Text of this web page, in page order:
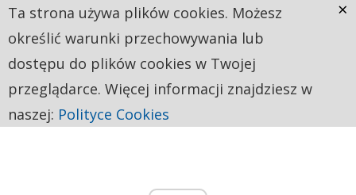
Ta strona używa plików cookies. Możesz
określić warunki przechowywania lub
dostępu do plików cookies w Twojej
przeglądarce. Więcej informacji znajdziesz w
naszej: Polityce Cookies
×